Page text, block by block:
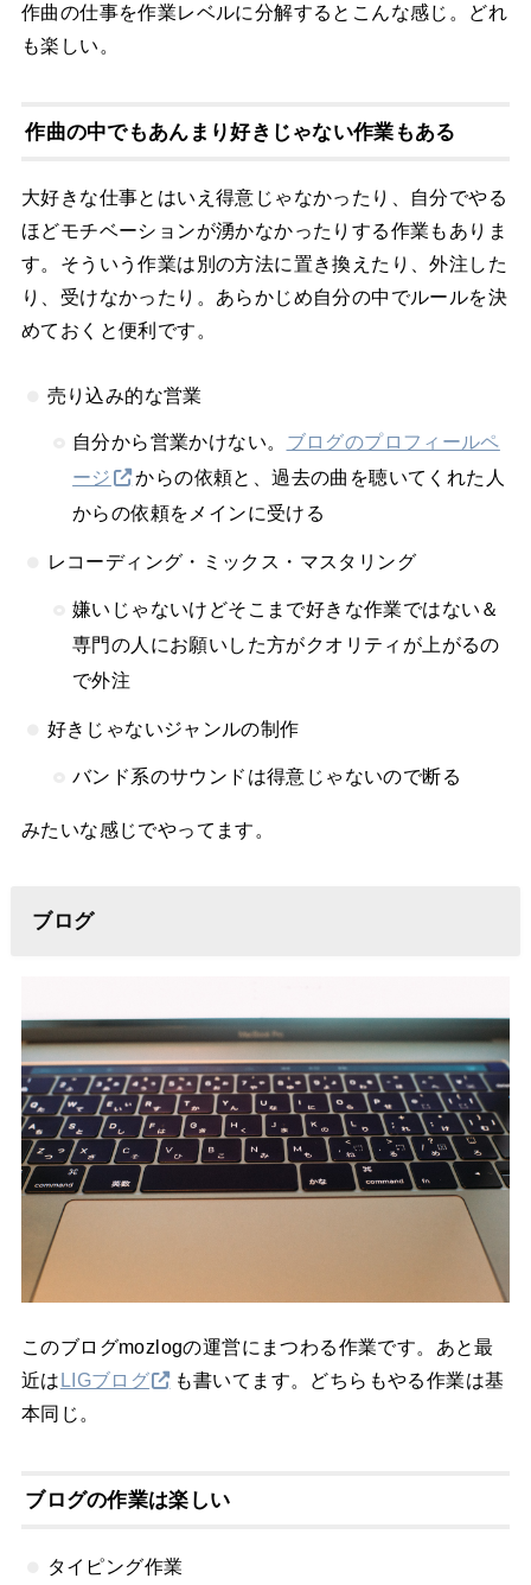
作曲の仕事を作業レベルに分解するとこんな感じ。どれ
も楽しい。
作曲の中でもあんまり好きじゃない作業もある
大好きな仕事とはいえ得意じゃなかったり、自分でやる
ほどモチベーションが湧かなかったりする作業もありま
す。そういう作業は別の方法に置き換えたり、外注した
り、受けなかったり。あらかじめ自分の中でルールを決
めておくと便利です。
売り込み的な営業
自分から営業かけない。 ブログのプロフィールペ
ージ
からの依頼と、過去の曲を聴いてくれた人
からの依頼をメインに受ける
レコーディング・ミックス・マスタリング
嫌いじゃないけどそこまで好きな作業ではない＆
専門の人にお願いした方がクオリティが上がるの
で外注
好きじゃないジャンルの制作
バンド系のサウンドは得意じゃないので断る
みたいな感じでやってます。
ブログ
このブログmozlogの運営にまつわる作業です。あと最
近は LIGブログ
も書いてます。どちらもやる作業は基
本同じ。
ブログの作業は楽しい
タイピング作業